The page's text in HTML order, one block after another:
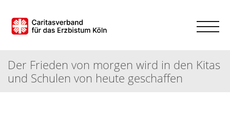
Der Frieden von morgen wird in den Kitas
und Schulen von heute geschaffen